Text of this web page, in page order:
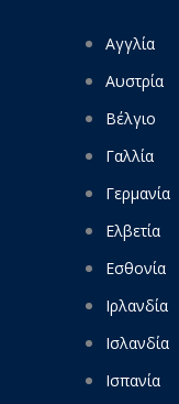
Αγγλία
Αυστρία
Βέλγιο
Γαλλία
Γερμανία
Ελβετία
Εσθονία
Ιρλανδία
Ισλανδία
Ισπανία